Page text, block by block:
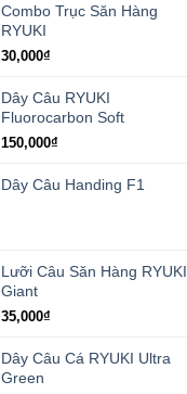
Combo Trục Săn Hàng
RYUKI
30,000₫
Dây Câu RYUKI
Fluorocarbon Soft
150,000₫
Dây Câu Handing F1
Lưỡi Câu Săn Hàng RYUKI
Giant
35,000₫
Dây Câu Cá RYUKI Ultra
Green